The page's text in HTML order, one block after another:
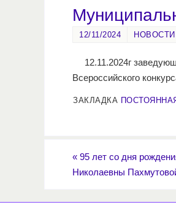
12/11/2024
12.11.2024г
Всероссийского
ЗАКЛАДКА
« 95 лет со дня
Николаевны